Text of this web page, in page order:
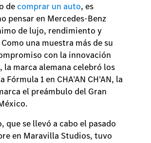
de comprar un auto, es
pensar en Mercedes-Benz
de lujo, rendimiento y
una muestra más de su
con la innovación
marca alemana celebró los
Fórmula 1 en CHA’AN CH’AN, la
el preámbulo del Gran
que se llevó a cabo el pasado
en Maravilla Studios, tuvo